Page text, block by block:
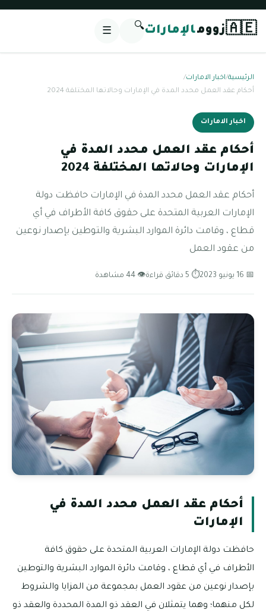
🇦🇪زوومالإمارات🔍
☰
الرئيسية/اخبار الامارات/
أحكام عقد العمل محدد المدة في الإمارات وحالاتها المختلفة 2024
اخبار الامارات
أحكام عقد العمل محدد المدة في
الإمارات وحالاتها المختلفة 2024
أحكام عقد العمل محدد المدة في الإمارات حافظت دولة
الإمارات العربية المتحدة على حقوق كافة الأطراف في أي
قطاع ، وقامت دائرة الموارد البشرية والتوطين بإصدار نوعين
من عقود العمل
📅 16 يونيو 2023 ⏱ 5 دقائق قراءة 👁 44 مشاهدة
أحكام عقد العمل محدد المدة في
الإمارات
حافظت دولة الإمارات العربية المتحدة على حقوق كافة
الأطراف في أي قطاع ، وقامت دائرة الموارد البشرية والتوطين
بإصدار نوعين من عقود العمل بمجموعة من المزايا والشروط
لكل منهما؛ وهما يتمثلان في العقد ذو المدة المحددة والعقد ذو